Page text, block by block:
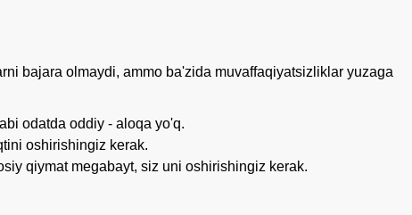
bajara olmaydi, ammo ba'zida muvaffaqiyatsizliklar yuzaga
odatda oddiy - aloqa yo'q.
oshirishingiz kerak.
qiymat megabayt, siz uni oshirishingiz kerak.